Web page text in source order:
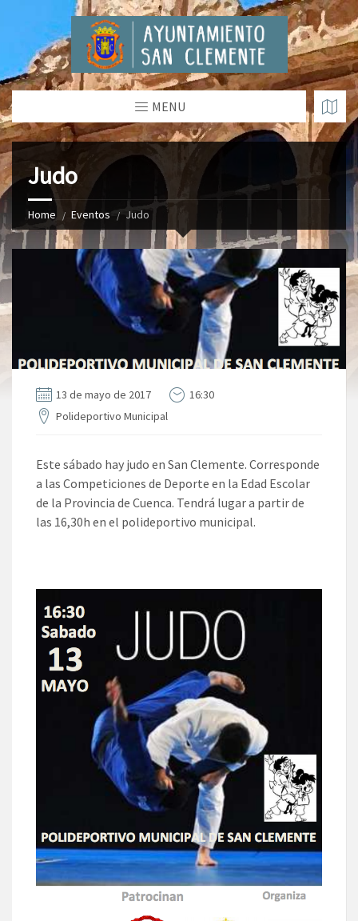
MENU
Judo
Home Eventos Judo
13 de mayo de 2017
16:30
Polideportivo Municipal
Este sábado hay judo en San Clemente. Corresponde
a las Competiciones de Deporte en la Edad Escolar
de la Provincia de Cuenca. Tendrá lugar a partir de
las 16,30h en el polideportivo municipal.